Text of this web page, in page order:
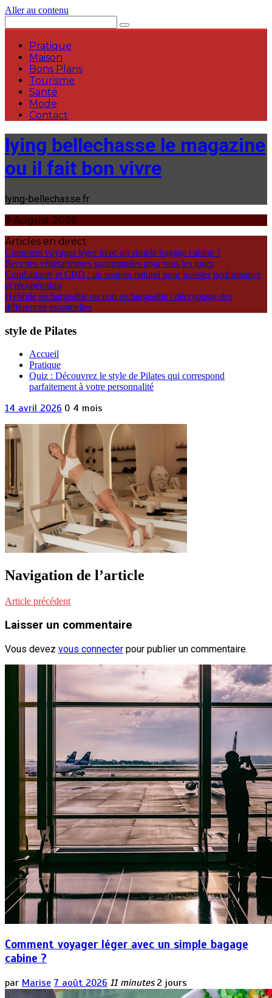
Aller au contenu
Pratique
Maison
Bons Plans
Tourisme
Santé
Mode
Contact
lying bellechasse le magazine
ou il fait bon vivre
lying-bellechasse.fr
9 August 2026
Articles en direct
Comment voyager léger avec un simple bagage cabine ?
Recettes végétariennes gourmandes pour tous les jours
Combattants et CBD : un soutien naturel pour booster performance
et récupération
Hybride rechargeable ou non rechargeable : décryptage des
différences essentielles
style de Pilates
Accueil
Pratique
Quiz : Découvrez le style de Pilates qui correspond
parfaitement à votre personnalité
14 avril 2026 0 4 mois
Navigation de l’article
Article précédent
Laisser un commentaire
Vous devez vous connecter pour publier un commentaire.
Comment voyager léger avec un simple bagage
cabine ?
par Marise 7 août 2026 11 minutes 2 jours